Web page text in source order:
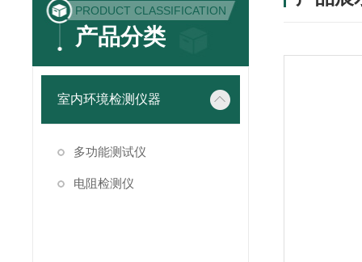
PRODUCT CLASSIFICATION
产品分类
室内环境检测仪器
多功能测试仪
电阻检测仪